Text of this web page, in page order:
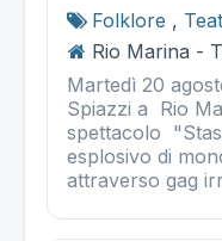
Folklore ,
Rio Marina -
Martedì 20
Spiazzi a Rio
spettacolo
esplosivo di
attraverso gag